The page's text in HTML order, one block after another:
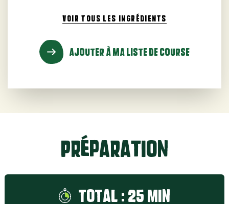
1 c. à s. d'aneth hachée
0.25pâte à pizza
1 pincée de fleur de sel
1 filet d'huile d'olive
VOIR TOUS LES INGRÉDIENTS
AJOUTER À MA LISTE DE COURSE
Préparation
Total : 25 min